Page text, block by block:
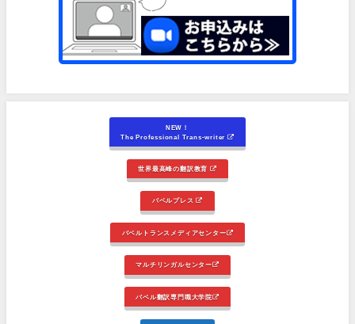
NEW！
The Professional Trans-writer
世界最高峰の翻訳教育
バベルプレス
バベルトランスメディアセンター
マルチリンガルセンター
バベル翻訳専門職大学院